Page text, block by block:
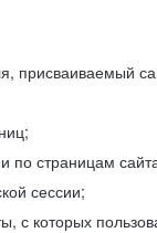
присваиваемый
страницам
сессии;
с которых